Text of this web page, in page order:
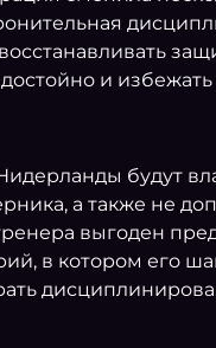
и
будут
а также не
выгоден
в котором его